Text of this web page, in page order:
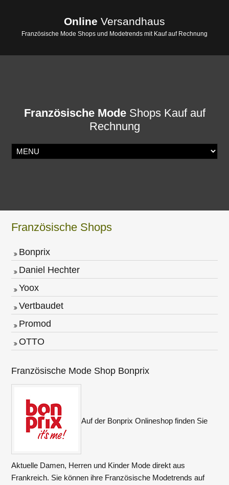
Online Versandhaus
Französische Mode Shops und Modetrends mit Kauf auf Rechnung
Französische ModeShops Kauf auf
Rechnung
Französische Shops
Bonprix
Daniel Hechter
Yoox
Vertbaudet
Promod
OTTO
Französische Mode Shop Bonprix
Auf der Bonprix Onlineshop finden Sie
Aktuelle Damen, Herren und Kinder Mode direkt aus
Frankreich. Sie können ihre Französische Modetrends auf